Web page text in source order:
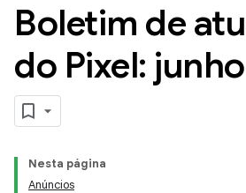
Boletim de
do Pixel:
Nesta página
Anúncios